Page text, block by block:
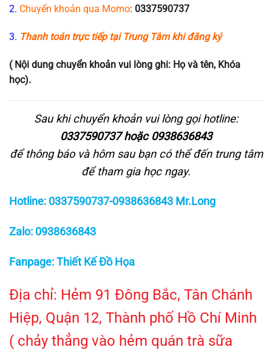
2. Chuyển khoản qua Momo: 0337590737
3. Thanh toán trực tiếp tại Trung Tâm khi đăng ký
( Nội dung chuyển khoản vui lòng ghi: Họ và tên, Khóa
học).
Sau khi chuyển khoản vui lòng gọi hotline:
0337590737 hoặc 0938636843
để thông báo và hôm sau bạn có thể đến trung tâm
để tham gia học ngay.
Hotline: 0337590737-0938636843 Mr.Long
Zalo: 0938636843
Fanpage: Thiết Kế Đồ Họa
Địa chỉ: Hẻm 91 Đông Bắc, Tân Chánh
Hiệp, Quận 12, Thành phố Hồ Chí Minh
( chảy thẳng vào hẻm quán trà sữa